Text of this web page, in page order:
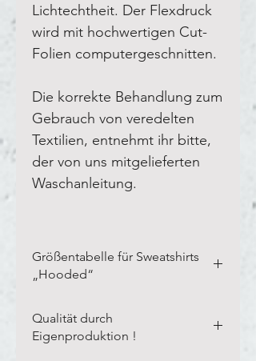
Lichtechtheit. Der Flexdruck
wird mit hochwertigen Cut-
Folien computergeschnitten.
Die korrekte Behandlung zum
Gebrauch von veredelten
Textilien, entnehmt ihr bitte,
der von uns mitgelieferten
Waschanleitung.
Größentabelle für Sweatshirts
„Hooded“
Textilien in der Breite und Länge,
wie auf unserem Blanco-Textil
Qualität durch
Eigenproduktion !